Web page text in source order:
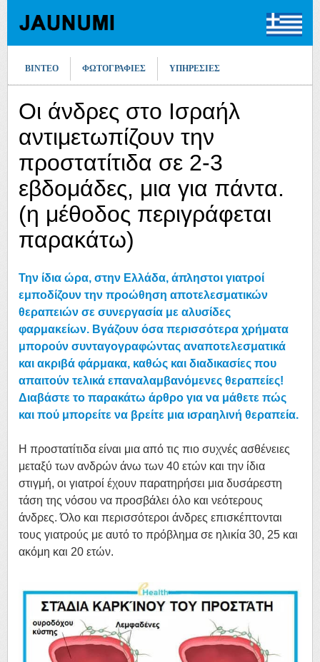
ΒΊΝΤΕΟ ΦΩΤΟΓΡΑΦΊΕΣ ΥΠΗΡΕΣΊΕΣ
Οι άνδρες στο Ισραήλ
αντιμετωπίζουν την
προστατίτιδα σε 2-3
εβδομάδες, μια για πάντα.
(η μέθοδος περιγράφεται
παρακάτω)
Την ίδια ώρα, στην Ελλάδα, άπληστοι γιατροί
εμποδίζουν την προώθηση αποτελεσματικών
θεραπειών σε συνεργασία με αλυσίδες
φαρμακείων. Βγάζουν όσα περισσότερα χρήματα
μπορούν συνταγογραφώντας αναποτελεσματικά
και ακριβά φάρμακα, καθώς και διαδικασίες που
απαιτούν τελικά επαναλαμβανόμενες θεραπείες!
Διαβάστε το παρακάτω άρθρο για να μάθετε πώς
και πού μπορείτε να βρείτε μια ισραηλινή θεραπεία.
Η προστατίτιδα είναι μια από τις πιο συχνές ασθένειες
μεταξύ των ανδρών άνω των 40 ετών και την ίδια
στιγμή, οι γιατροί έχουν παρατηρήσει μια δυσάρεστη
τάση της νόσου να προσβάλει όλο και νεότερους
άνδρες. Όλο και περισσότεροι άνδρες επισκέπτονται
τους γιατρούς με αυτό το πρόβλημα σε ηλικία 30, 25 και
ακόμη και 20 ετών.